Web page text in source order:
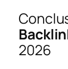
2026